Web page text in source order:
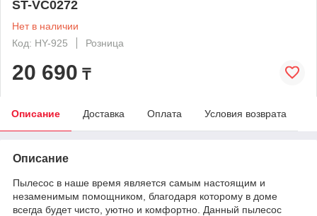
ST-VC0272
Нет в наличии
Код: HY-925
Розница
20 690 ₸
Описание Доставка Оплата Условия возврата
Описание
Пылесос в наше время является самым настоящим и
незаменимым помощником, благодаря которому в доме
всегда будет чисто, уютно и комфортно. Данный пылесос